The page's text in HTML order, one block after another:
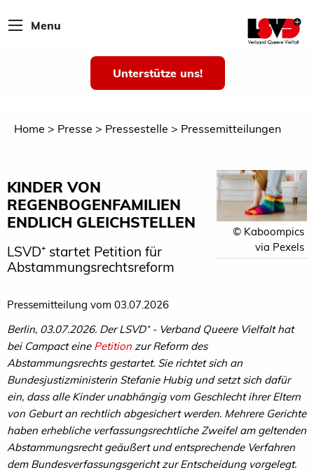
Menu
Unterstütze uns!
Home Presse Pressestelle Pressemitteilungen
KINDER VON
REGENBOGENFAMILIEN
ENDLICH GLEICHSTELLEN
LSVD⁺ startet Petition für
Abstammungsrechtsreform
© Kaboompics
via Pexels
Pressemitteilung vom 03.07.2026
Berlin, 03.07.2026. Der LSVD⁺ - Verband Queere Vielfalt hat
bei Campact eine Petition zur Reform des
Abstammungsrechts gestartet. Sie richtet sich an
Bundesjustizministerin Stefanie Hubig und setzt sich dafür
ein, dass alle Kinder unabhängig vom Geschlecht ihrer Eltern
von Geburt an rechtlich abgesichert werden. Mehrere Gerichte
haben erhebliche verfassungsrechtliche Zweifel am geltenden
Abstammungsrecht geäußert und entsprechende Verfahren
dem Bundesverfassungsgericht zur Entscheidung vorgelegt.